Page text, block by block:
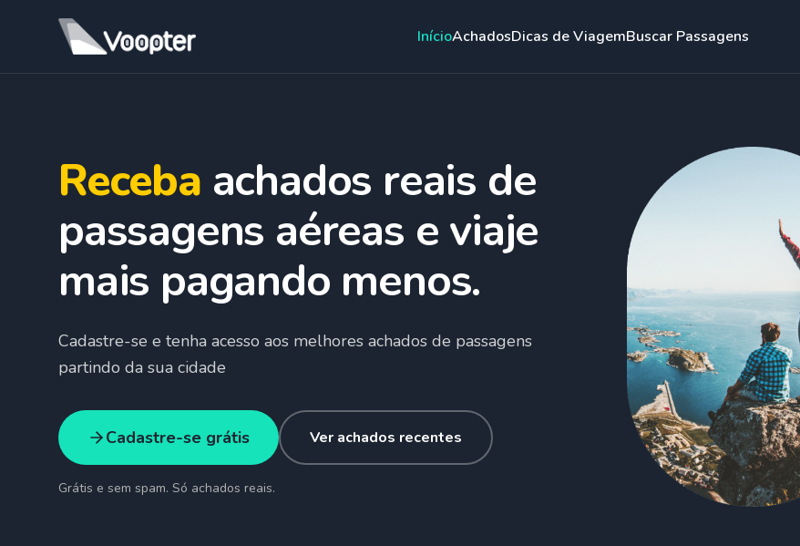
InícioAchadosDicas de ViagemBuscar Passagens
Receba achados reais de
passagens aéreas e viaje
mais pagando menos.
Cadastre-se e tenha acesso aos melhores achados de passagens
partindo da sua cidade
Cadastre-se grátis Ver achados recentes
Grátis e sem spam. Só achados reais.